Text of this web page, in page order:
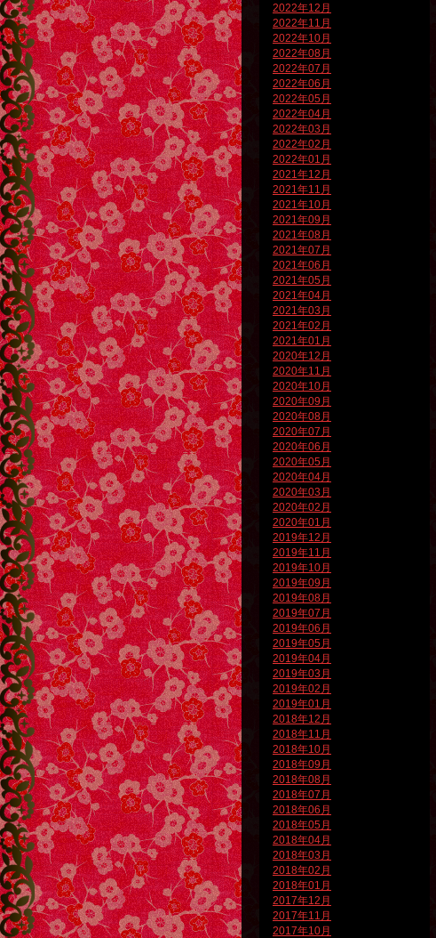
2022年12月
2022年11月
2022年10月
2022年08月
2022年07月
2022年06月
2022年05月
2022年04月
2022年03月
2022年02月
2022年01月
2021年12月
2021年11月
2021年10月
2021年09月
2021年08月
2021年07月
2021年06月
2021年05月
2021年04月
2021年03月
2021年02月
2021年01月
2020年12月
2020年11月
2020年10月
2020年09月
2020年08月
2020年07月
2020年06月
2020年05月
2020年04月
2020年03月
2020年02月
2020年01月
2019年12月
2019年11月
2019年10月
2019年09月
2019年08月
2019年07月
2019年06月
2019年05月
2019年04月
2019年03月
2019年02月
2019年01月
2018年12月
2018年11月
2018年10月
2018年09月
2018年08月
2018年07月
2018年06月
2018年05月
2018年04月
2018年03月
2018年02月
2018年01月
2017年12月
2017年11月
2017年10月